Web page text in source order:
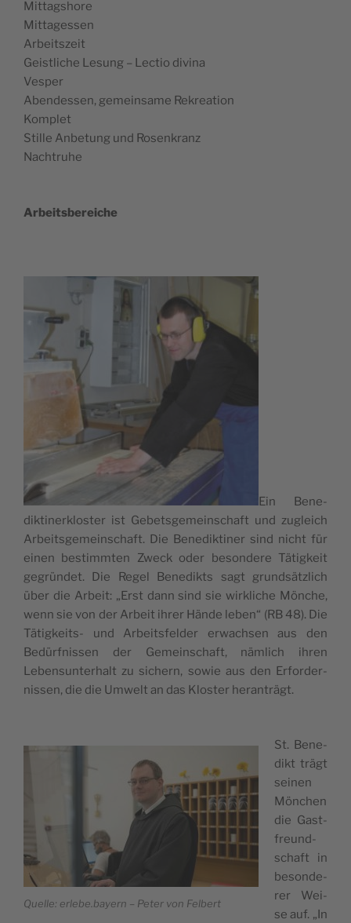
Mittagshore
Mittagessen
Arbeitszeit
Geist­li­che Lesung – Lec­tio divina
Vesper
Abend­essen, gemein­sa­me Rekreation
Komplet
Stil­le Anbe­tung und Rosenkranz
Nachtruhe
Arbeits­be­rei­che
Ein Bene­
dik­ti­ner­klos­ter ist Gebets­ge­mein­schaft und zugleich
Arbeits­ge­mein­schaft. Die Bene­dik­ti­ner sind nicht für
einen bestimm­ten Zweck oder beson­de­re Tätig­keit
gegrün­det. Die Regel Bene­dikts sagt grund­sätz­lich
über die Arbeit: „Erst dann sind sie wirk­li­che Mön­che,
wenn sie von der Arbeit ihrer Hän­de leben“ (RB 48). Die
Tätig­keits- und Arbeits­fel­der erwach­sen aus den
Bedürf­nis­sen der Gemein­schaft, näm­lich ihren
Lebens­un­ter­halt zu sichern, sowie aus den Erfor­der­
nis­sen, die die Umwelt an das Klos­ter heranträgt.
Quel­le: erlebe.bayern – Peter von Felbert
St. Bene­
dikt trägt
sei­nen
Mön­chen
die Gast­
freund­
schaft in
beson­de­
rer Wei­
se auf. „In